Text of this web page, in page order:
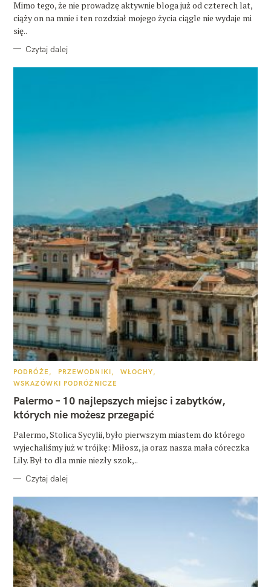
O
R
I
Mimo tego, że nie prowadzę aktywnie bloga już od czterech lat,
ciąży on na mnie i ten rozdział mojego życia ciągle nie wydaje mi
się..
Czytaj dalej
K
T
G
R
PODRÓŻE PRZEWODNIKI
WŁOCHY
WSKAZÓWKI PODRÓŻNICZE
Palermo – 10 najlepszych miejsc i zabytków,
których nie możesz przegapić
Palermo, Stolica Sycylii, było pierwszym miastem do którego
wyjechaliśmy już w trójkę: Miłosz, ja oraz nasza mała córeczka
Lily. Był to dla mnie niezły szok,..
Czytaj dalej